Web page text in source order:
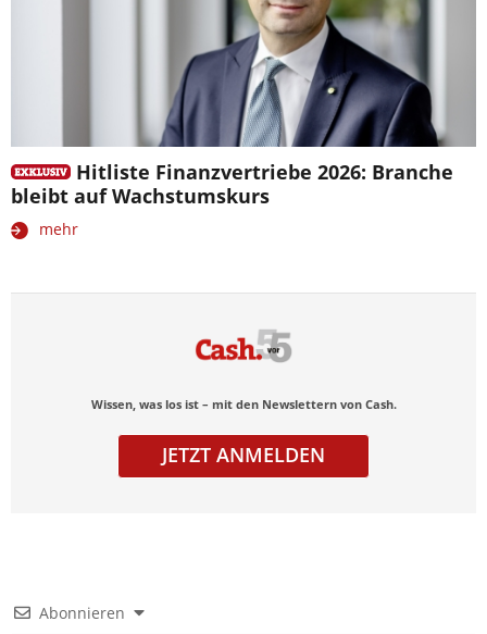
Hitliste Finanzvertriebe 2026: Branche
bleibt auf Wachstumskurs
mehr
Wissen, was los ist – mit den Newslettern von Cash.
JETZT ANMELDEN
Abonnieren